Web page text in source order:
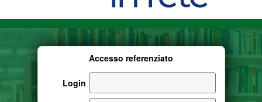
Accesso referenziato
Login